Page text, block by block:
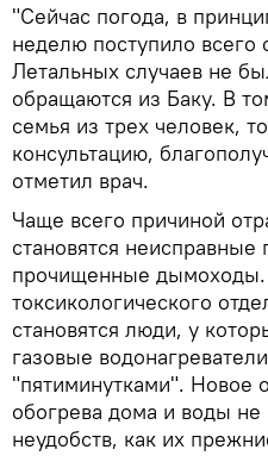
"Сейчас погода, в
неделю поступило
Летальных случаев не
обращаются из Баку. В
семья из трех человек,
консультацию,
отметил врач.
Чаще всего причиной
становятся
прочищенные
токсикологического
становятся люди, у
газовые
"пятиминутками". Новое
обогрева дома и воды не
неудобств, как их